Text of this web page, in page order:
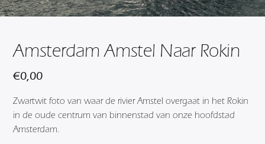
Amsterdam Amstel Naar Rokin
€0,00
Zwartwit foto van waar de rivier Amstel overgaat in het Rokin
in de oude centrum van binnenstad van onze hoofdstad
Amsterdam.